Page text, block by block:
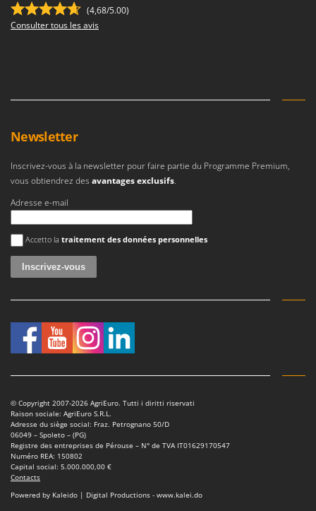
(4,68/5.00)
Consulter tous les avis
Newsletter
Inscrivez-vous à la newsletter pour faire partie du Programme Premium,
vous obtiendrez des avantages exclusifs.
Adresse e-mail
Une erreur est survenue
Accetto la traitement des données personnelles
© Copyright 2007-2026 AgriEuro. Tutti i diritti riservati
Raison sociale: AgriEuro S.R.L.
Adresse du siège social: Fraz. Petrognano 50/D
06049 – Spoleto – (PG)
Registre des entreprises de Pérouse – N° de TVA IT01629170547
Numéro REA: 150802
Capital social: 5.000.000,00 €
Contacts
Powered by Kaleido | Digital Productions - www.kalei.do